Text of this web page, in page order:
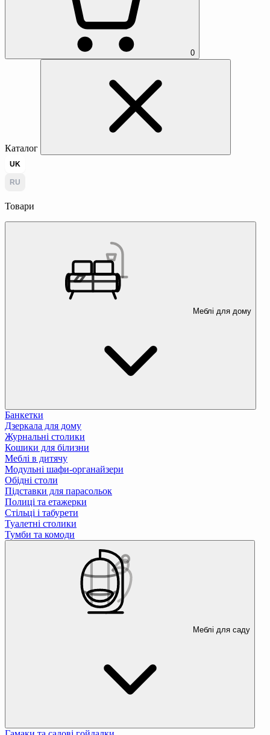
0
Каталог
UK
RU
Товари
Меблі для дому
Банкетки
Дзеркала для дому
Журнальні столики
Кошики для білизни
Меблі в дитячу
Модульні шафи-органайзери
Обідні столи
Підставки для парасольок
Полиці та етажерки
Стільці і табурети
Туалетні столики
Тумби та комоди
Меблі для саду